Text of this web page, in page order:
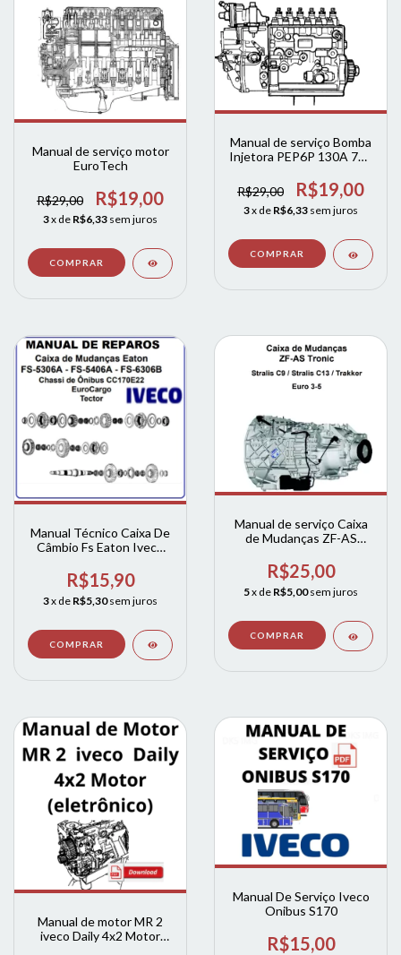
Manual de serviço motor
EuroTech
R$29,00 R$19,00
3x de R$6,33 sem juros
Manual de serviço Bomba
Injetora PEP6P 130A 720
R$29,00
R$19,00
3x de R$6,33 sem juros
Manual Técnico Caixa De
Câmbio Fs Eaton Iveco
FS-6306B
R$15,90
3x de R$5,30 sem juros
Manual de serviço Caixa
de Mudanças ZF-AS
C13 / Trakker Euro 3-5
R$25,00
5x de R$5,00 sem juros
Manual de motor MR 2
iveco Daily 4x2 Motor
Manual De Serviço Iveco
Onibus S170
R$15,00